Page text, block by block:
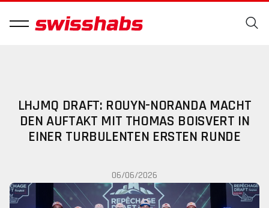
LHJMQ DRAFT: ROUYN-NORANDA MACHT
DEN AUFTAKT MIT THOMAS BOISVERT IN
EINER TURBULENTEN ERSTEN RUNDE
06/06/2026